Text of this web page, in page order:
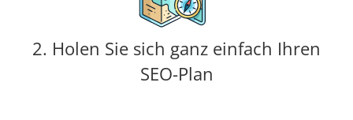
2. Holen Sie sich ganz einfach Ihren
SEO-Plan